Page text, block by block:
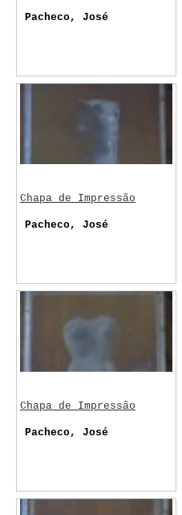
Pacheco, José
Chapa de Impressão
Pacheco, José
Chapa de Impressão
Pacheco, José